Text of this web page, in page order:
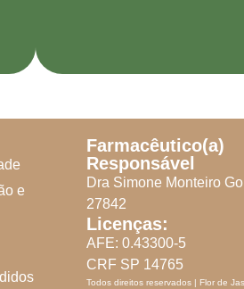
e
Farmacêutico(a)
Responsável
Dra Simone Monteiro
27842
Licenças:
AFE: 0.43300-5
CRF SP 14765
Todos direitos reservados | Flor de